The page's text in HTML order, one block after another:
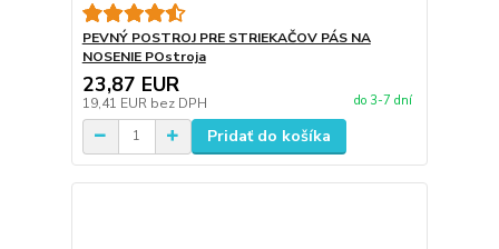
PEVNÝ POSTROJ PRE STRIEKAČOV PÁS NA
NOSENIE POstroja
23,87 EUR
19,41 EUR bez DPH do 3-7 dní
Pridať do košíka